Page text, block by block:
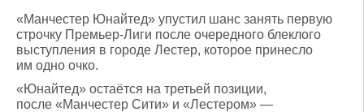
«Манчестер Юнайтед» упустил шанс занять первую
строчку Премьер-Лиги после очередного блеклого
выступления в городе Лестер, которое принесло
им одно очко.
«Юнайтед» остаётся на третьей позиции,
после «Манчестер Сити» и «Лестером» —